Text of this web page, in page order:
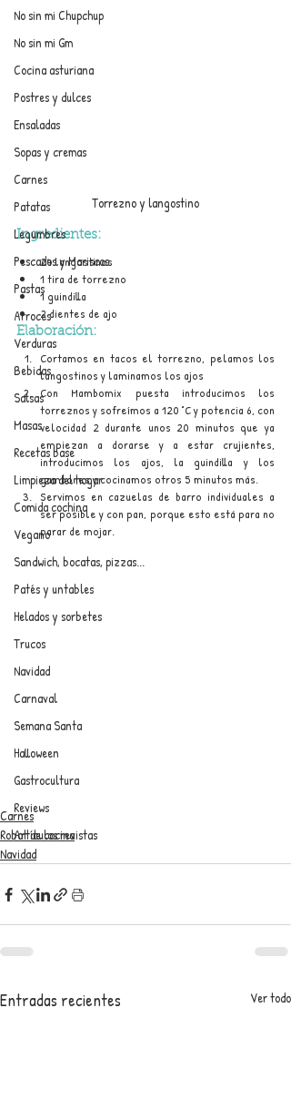
No sin mi Chupchup
No sin mi Gm
Cocina asturiana
Postres y dulces
Ensaladas
Sopas y cremas
Carnes
Patatas
Legumbres
Pescados y Mariscos
Pastas
Arroces
Verduras
Bebidas
Salsas
Masas
Recetas base
Limpieza del hogar
Comida cochina
Vegano
Sandwich, bocatas, pizzas...
Patés y untables
Helados y sorbetes
Trucos
Navidad
Carnaval
Semana Santa
Halloween
Gastrocultura
Reviews
Artículos revistas
Torrezno y langostino
Ingredientes:
24 langostinos
1 tira de torrezno
1 guindilla
2 dientes de ajo
Elaboración:
Cortamos en tacos el torrezno, pelamos los
langostinos y laminamos los ajos
Con Mambomix puesta introducimos los
torreznos y sofreímos a 120 °C y potencia 6, con
velocidad 2 durante unos 20 minutos que ya
empiezan a dorarse y a estar crujientes,
introducimos los ajos, la guindilla y los
gambones y cocinamos otros 5 minutos más.
Servimos en cazuelas de barro individuales a
ser posible y con pan, porque esto está para no
parar de mojar.
Carnes
Robot de cocina
Navidad
Entradas recientes Ver todo